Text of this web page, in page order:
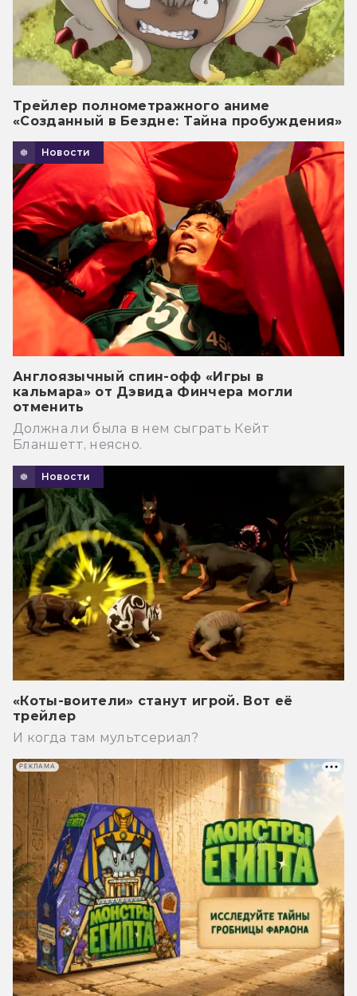
Трейлер полнометражного аниме
«Созданный в Бездне: Тайна пробуждения»
Новости
Англоязычный спин-офф «Игры в
кальмара» от Дэвида Финчера могли
отменить
Должна ли была в нем сыграть Кейт
Бланшетт, неясно.
Новости
«Коты-воители» станут игрой. Вот её
трейлер
И когда там мультсериал?
РЕКЛАМА